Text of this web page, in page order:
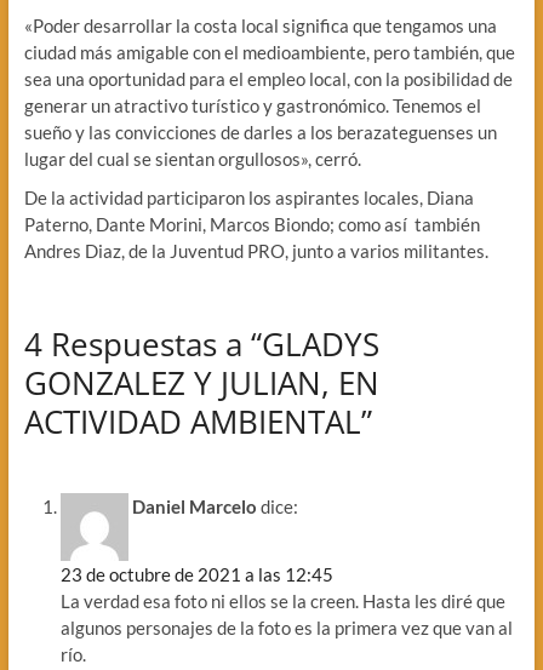
«Poder desarrollar la costa local significa que tengamos una
ciudad más amigable con el medioambiente, pero también, que
sea una oportunidad para el empleo local, con la posibilidad de
generar un atractivo turístico y gastronómico. Tenemos el
sueño y las convicciones de darles a los berazateguenses un
lugar del cual se sientan orgullosos», cerró.
De la actividad participaron los aspirantes locales, Diana
Paterno, Dante Morini, Marcos Biondo; como así también
Andres Diaz, de la Juventud PRO, junto a varios militantes.
4 Respuestas a “GLADYS
GONZALEZ Y JULIAN, EN
ACTIVIDAD AMBIENTAL”
Daniel Marcelo dice:
23 de octubre de 2021 a las 12:45
La verdad esa foto ni ellos se la creen. Hasta les diré que
algunos personajes de la foto es la primera vez que van al
río.